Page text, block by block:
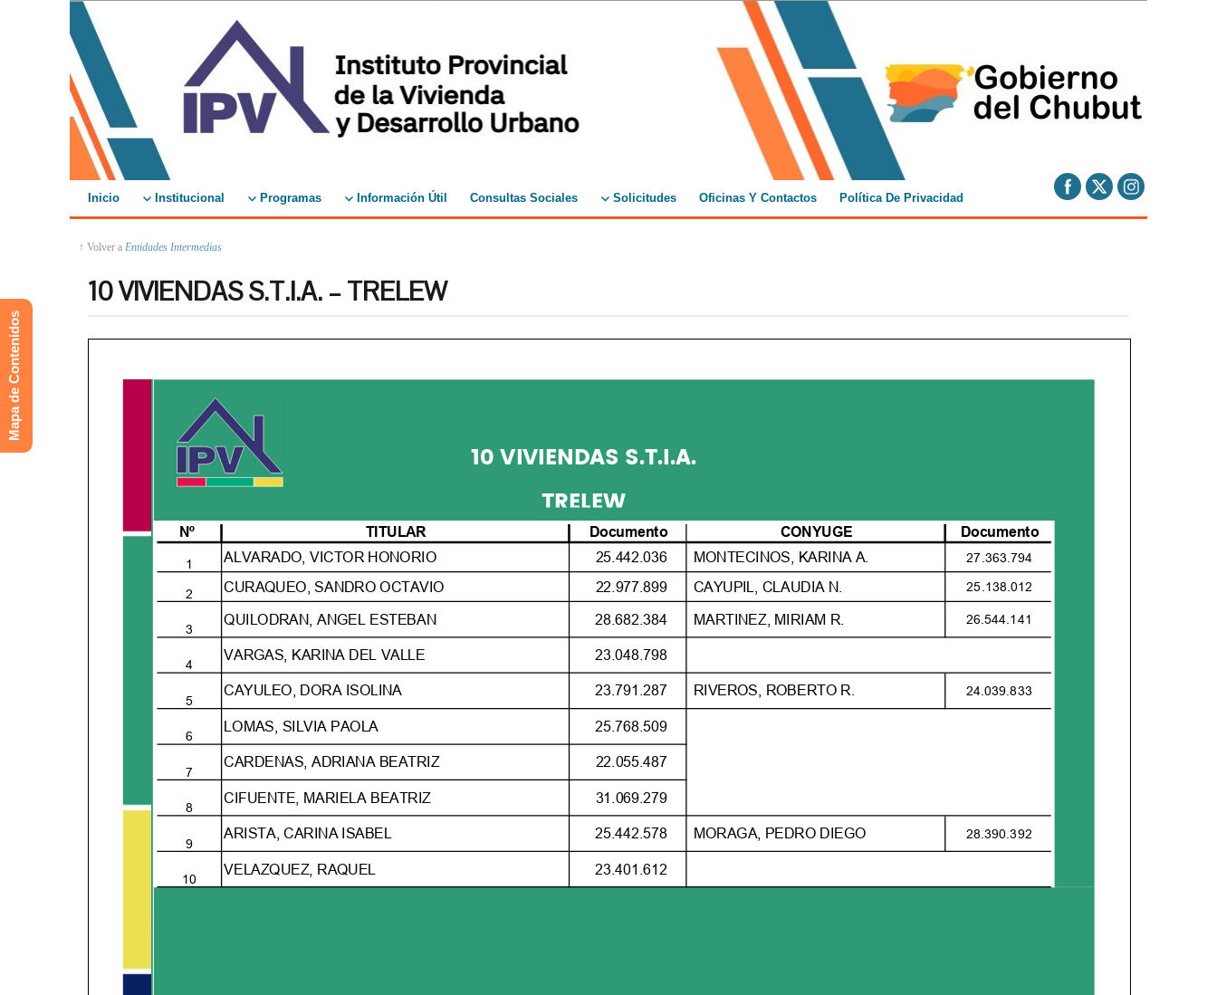
Inicio Institucional Programas Información Útil Consultas Sociales Solicitudes Oficinas Y Contactos Política De Privacidad
↑ Volver a Entidades Intermedias
10 VIVIENDAS S.T.I.A. – TRELEW
Mapa de Contenidos